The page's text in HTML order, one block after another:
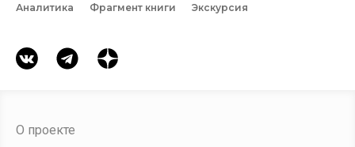
Аналитика
Фрагмент книги Экскурсия
О проекте